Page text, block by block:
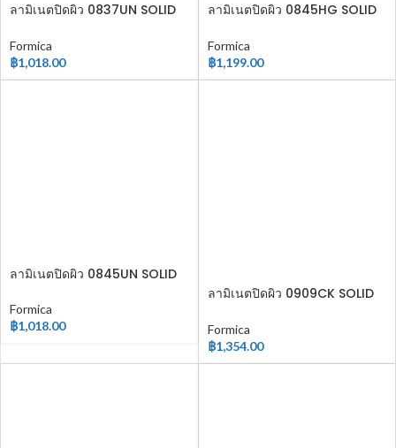
ลามิเนตปิดผิว 0837UN SOLID
Formica
฿1,018.00
ลามิเนตปิดผิว 0845HG SOLID
Formica
฿1,199.00
ลามิเนตปิดผิว 0845UN SOLID
Formica
฿1,018.00
ลามิเนตปิดผิว 0909CK SOLID
Formica
฿1,354.00